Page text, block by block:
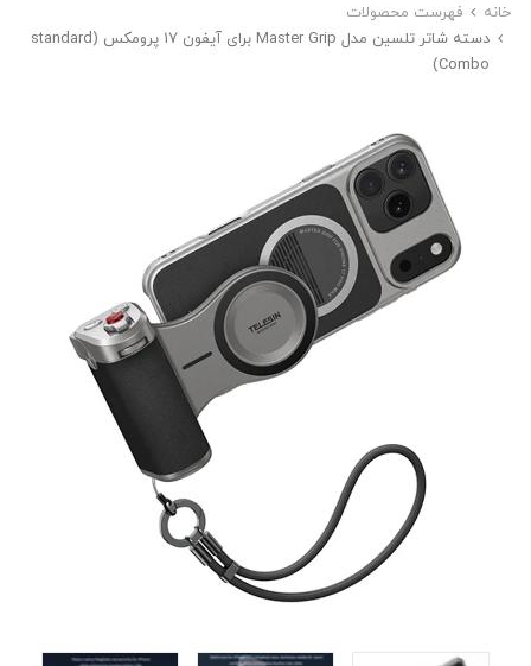
خانه
فهرست محصولات
دسته شاتر تلسین مدل Master Grip برای آیفون 17 پرومکس (standard
Combo)